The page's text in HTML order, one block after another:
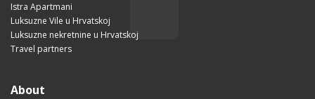
Istra Apartmani
Luksuzne Vile u Hrvatskoj
Luksuzne nekretnine u Hrvatskoj
Travel partners
About